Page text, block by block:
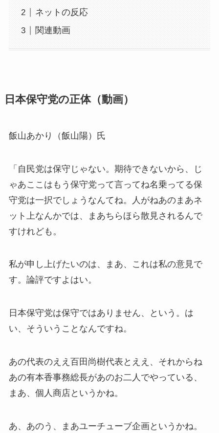
ネットの反応
関連動画
日本保守党の正体（動画）
飯山あかり（飯山陽）氏
「自民党は保守じゃない。期待できないから、じ
ゃあここはもう保守党って言ってね名乗ってる保
守党は一択でしょうなんてね。人がねあのまあネ
ット上なんかでは、まあちらほら散見されるんで
すけれども。
私が申し上げたいのは、まあ、これは私の意見で
す。論評ですよはい。
日本保守党は保守ではありません、という。は
い、そういうことなんですね。
あの代表のええ百田尚樹代表とええ、それからね
あの有本香事務総長があのお二人でやっている、
まあ、個人商店というかね。
あ、あのう、まあユーチューブ企画というかね。